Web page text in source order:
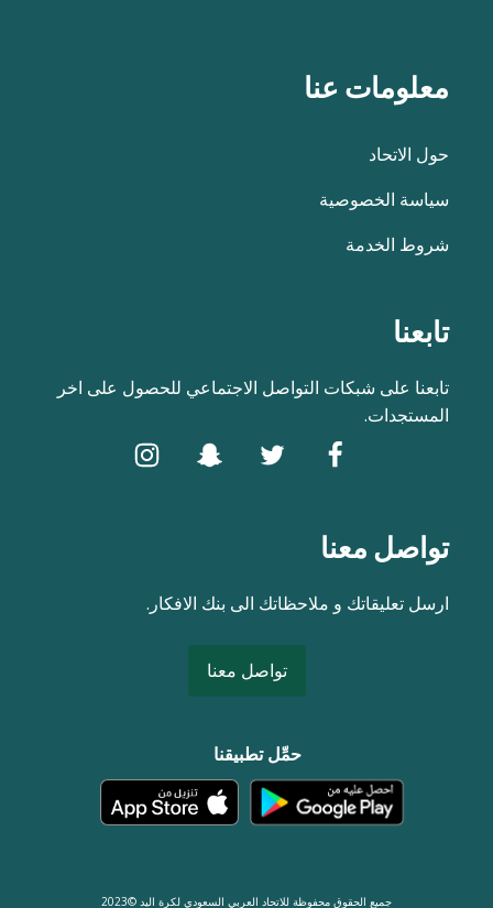
معلومات عنا
حول الاتحاد
سياسة الخصوصية
شروط الخدمة
تابعنا
تابعنا على شبكات التواصل الاجتماعي للحصول على اخر
المستجدات.
تواصل معنا
ارسل تعليقاتك و ملاحظاتك الى بنك الافكار.
تواصل معنا
حمِّل تطبيقنا
جميع الحقوق محفوظة للاتحاد العربي السعودي لكرة اليد ©2023